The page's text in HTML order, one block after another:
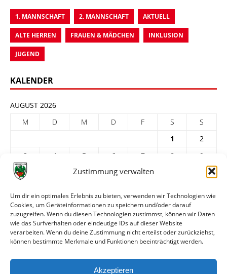
Zustimmung verwalten
Um dir ein optimales Erlebnis zu bieten, verwenden wir Technologien wie
Cookies, um Geräteinformationen zu speichern und/oder darauf
zuzugreifen. Wenn du diesen Technologien zustimmst, können wir Daten
wie das Surfverhalten oder eindeutige IDs auf dieser Website
verarbeiten. Wenn du deine Zustimmung nicht erteilst oder zurückziehst,
können bestimmte Merkmale und Funktionen beeinträchtigt werden.
Akzeptieren
1. MANNSCHAFT 2. MANNSCHAFT AKTUELL
ALTE HERREN FRAUEN & MÄDCHEN INKLUSION
JUGEND
KALENDER
AUGUST 2026
M
D M D F S
S
1
2
3
4 5 6 7 8
9
10
12 13 14
24
25 26 27 28 29
31
« Juli
ARCHIV